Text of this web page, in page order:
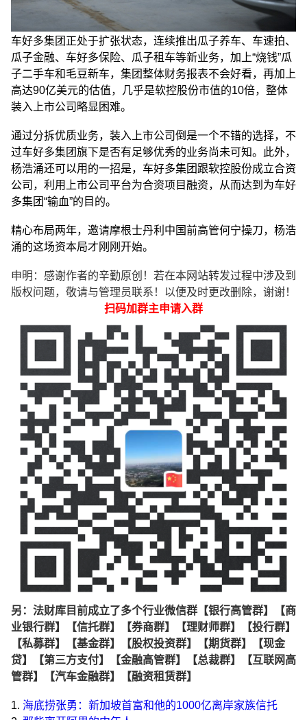
车好多集团正处于扩张状态，连续推出瓜子养车、车速拍、
瓜子金融、车好多保险、瓜子租车等新业务，加上“烧钱”瓜
子二手车和毛豆新车，集团整体财务报表不会好看，再加上
高达90亿美元的估值，几乎是软控股份市值的10倍，整体
装入上市公司略显困难。
通过分拆优质业务，装入上市公司倒是一个不错的选择，不
过车好多集团旗下是否有足够优秀的业务尚未可知。此外，
杨浩涌还可以用的一招是，车好多集团跟软控股份成立合资
公司，利用上市公司平台为合资项目融资，从而达到为车好
多集团“输血”的目的。
精心布局两年，邀请摩根士丹利中国前高管何宁操刀，杨浩
涌的这场资本局才刚刚开始。
申明：感谢作者的辛勤原创！若在本网站转发过程中涉及到
版权问题，敬请与管理员联系！以便及时更改删除，谢谢！
扫码加群主申请入群
另：法财库目前成立了多个行业微信群【银行高管群】【商
业银行群】【信托群】【券商群】【理财师群】【投行群】
【私募群】【基金群】【股权投资群】【期货群】【现金
贷】【第三方支付】【金融高管群】【总裁群】【互联网高
管群】【汽车金融群】【融资租赁群】
1. 海底捞张勇：新加坡首富和他的1000亿离岸家族信托